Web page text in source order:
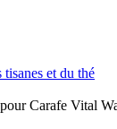
tisanes et du thé
Carafe Vital